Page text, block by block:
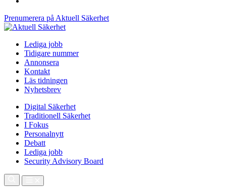
Prenumerera på Aktuell Säkerhet
Lediga jobb
Tidigare nummer
Annonsera
Kontakt
Läs tidningen
Nyhetsbrev
Digital Säkerhet
Traditionell Säkerhet
I Fokus
Personalnytt
Debatt
Lediga jobb
Security Advisory Board